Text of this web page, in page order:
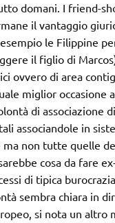
domani. I friend-
il vantaggio
le Filippine
il figlio di
ovvero di area
miglior occasione
di associazione
associandole in
ma non tutte quelle
cosa da fare
di tipica
sembra chiara in
si nota un altro